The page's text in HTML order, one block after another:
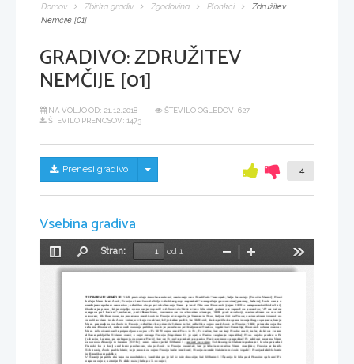
Domov Zbirka gradiv Zgodovina Plonkci
Združitev
Nemčije [01]
GRADIVO:ZDRUŽITEV
NEMČIJE [01]
NA VOLJO OD: 21.12.2018
ŠTEVILO OGLEDOV: 627
ŠTEVILO PRENOSOV: 1473
Prenesi gradivo Skrij/prikaži meni -4
Vsebina gradiva
Preklopi
stransko
Stran:
od 1
Pomanjšaj
ZEDINJENJE NEMČIJE: 1848 poskušajo doseče enotnost; sestanejo se v Frankfurtuneuspeh; želja še ostaja (Prusi in Nemci); Prusineuspeh; želja še ostaja (Prusi in Nemci); Prusi
hočejo Nem. brez Avstr.; Prusija v tem času doživlja zelo hiter gosp. napredekneuspeh; želja še ostaja (Prusi in Nemci); Prusi omogočajo ga surovine (premog, železo); Avstr. sanja o
srednjeevropskem cesarstvu; odločilno vlogo pri združevanju Nem. je imel Otto von Bismarck (rojen 1815 v veleposestniški družini);
študiral je pravo, bil je vkipljiv; sprva se je zaposlil v državni službi in ni mu bilo všeč, potem se zaposli na posestvu; ’47 se začne
njegova pol. karieraneuspeh; želja še ostaja (Prusi in Nemci); Prusiposlanec, proti liberalizmu, zavzema se za ohranitev starega, 1848 proti revoluciji, nacionalizem se mu zdi
nevaren; 1848 se zave, da povezava med Avstr. in Prusijo ni mogoča; je Nemec in Prus, bolj se čuti za Prusa; nacionalizem izkoristi na
združitev Nem. in da Avstr. izrinejo iz boja za oblast; bil je dober politik, že 1848 vidi, da bo prišlo do spora in vojaškega spopada, ker je
Nem. premajhna za Avstr. in Prusijo; odločitev bo prinesla železo in kri; odločilna vojna med Avstr. in Prusijo: 1866; pride do vojaške
reforme-Bismarck, dobro vodi zunanjo politiko; Avstr. je poražena pri Kraljevem Gradcu, izgubi tudi Benečijo; Bismarck sklene zvezo z
Nem. državicami-se že pripravlja na vojno s Fr. 1870 vojna med Prus. in Fr.; Fr. začne, ker se boji Pruske moči, hoče, da bi se J-nem.
države priključile S-Nem. zvezi; v vojni zmaga Prusija (Napoleon III. je ujet, v Parizu razglasijo republiko); Prus. vojska prodre v Fr.
(Alzacijo, Loreno, po obleganju zavzame Pariz), ker se Fr. noče predati; po padcu Pariza-mirovna pogodbaneuspeh; želja še ostaja (Prusi in Nemci); PrusiFr. odstopi novemu Nem.
cesarstvu Alzacijo in Loreno (SV-Fr.); nem. cesar je bil Wilheim I.; povod za vojno : Schleswig in Halstein-pokrajini, ki sta pripadali
Danski; ko je kralj umrl brez poslancev, sta jo Avstr. in Prusija zasedali, ker je bila tam močna Nem. manjšina; Prusija je dobila
Schleswig, Avstr. pa Halstein; to je povod za vojno-Prusija hoče imeti več; Prusija zasede Halstein in Avstr. izgubineuspeh; želja še ostaja (Prusi in Nemci); Prusi Prusija dobi Halstein
in Beneško republiko;
V Španiji je prišlo do boja za nasledstvo, kandidat pa je bil iz iste dinastije, kot Wilheim I.neuspeh; želja še ostaja (Prusi in Nemci); PrusiŠpanija bi bila pod Pruskim vplivomneuspeh; želja še ostaja (Prusi in Nemci); PrusiFr.
napove vojno; ozemlje Fr. dobi nazaj šele po 1. sv vojni;